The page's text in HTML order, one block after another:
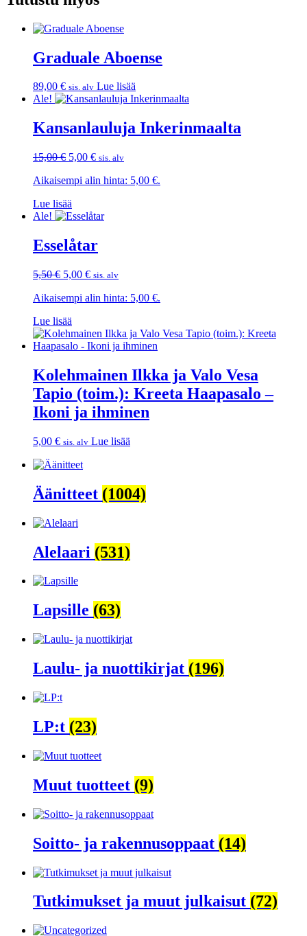
Graduale Aboense
89,00 € sis. alv Lue lisää
Ale!
Kansanlauluja Inkerinmaalta
15,00€ Alkuperäinen
oli:
5,00 €Nykyinen
on:
sis. alv
Aikaisempi alin hinta: 5,00 €.
Lue lisää
Ale!
Esselåtar
5,50€ Alkuperäinen
oli:
5,00 €Nykyinen
on:
sis. alv
Aikaisempi alin hinta: 5,00 €.
Lue lisää
Kolehmainen Ilkka ja Valo Vesa
Tapio (toim.): Kreeta Haapasalo –
Ikoni ja ihminen
5,00 € sis. alv Lue lisää
Äänitteet (1004)
Alelaari (531)
Lapsille (63)
Laulu- ja nuottikirjat (196)
LP:t (23)
Muut tuotteet (9)
Soitto- ja rakennusoppaat (14)
Tutkimukset ja muut julkaisut (72)